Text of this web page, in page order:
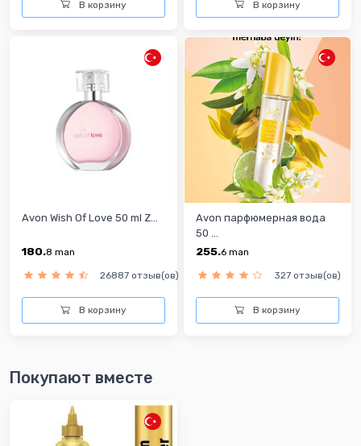
В корзину В корзину
Avon Wish Of Love 50 ml Z...
180.8 man
26887 отзыв(ов)
В корзину
Avon парфюмерная вода
50 ...
255.6 man
327 отзыв(ов)
В корзину
Покупают вместе